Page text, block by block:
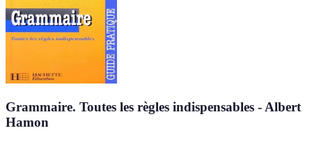
Grammaire. Toutes les règles indispensables - Albert
Hamon